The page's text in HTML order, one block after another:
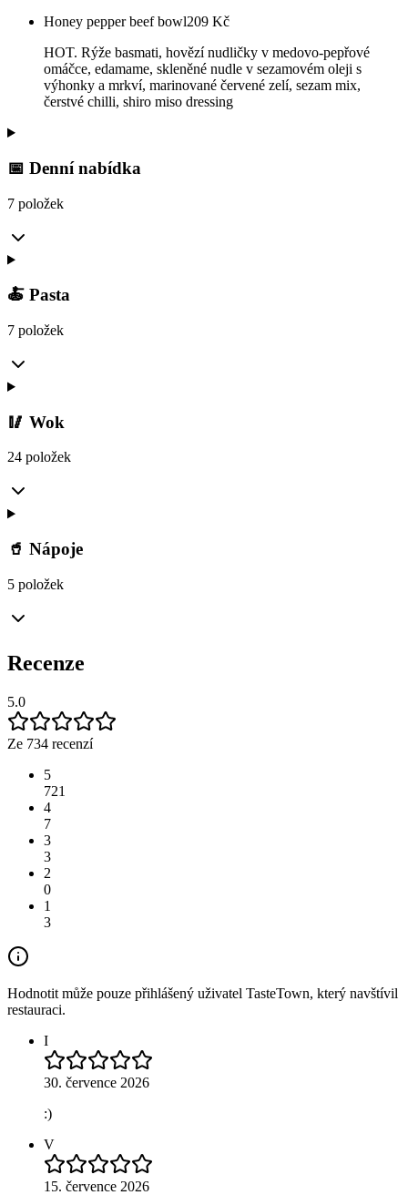
Honey pepper beef bowl209 Kč
HOT. Rýže basmati, hovězí nudličky v medovo-pepřové
omáčce, edamame, skleněné nudle v sezamovém oleji s
výhonky a mrkví, marinované červené zelí, sezam mix,
čerstvé chilli, shiro miso dressing
📅 Denní nabídka
7 položek
🍝 Pasta
7 položek
🥢 Wok
24 položek
🥤 Nápoje
5 položek
Recenze
5.0
Ze 734 recenzí
5
721
4
7
3
3
2
0
1
3
Hodnotit může pouze přihlášený uživatel TasteTown, který navštívil
restauraci.
I
30. července 2026
:)
V
15. července 2026